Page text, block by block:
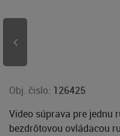
Obj. čislo: 126425
Video súprava pre jednu
bezdrôtovou ovládacou